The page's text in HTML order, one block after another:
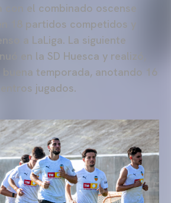
con el combinado oscense
18 partidos competidos y
a LaLiga. La siguiente
en la SD Huesca y realizó,
buena temporada, anotando 16
jugados.